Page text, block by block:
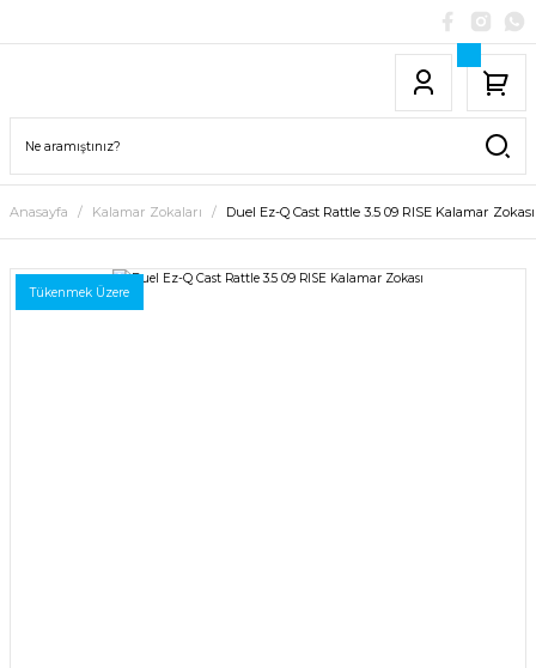
Anasayfa Kalamar Zokaları Duel Ez-Q Cast Rattle 3.5 09 RISE Kalamar Zokası
Tükenmek Üzere